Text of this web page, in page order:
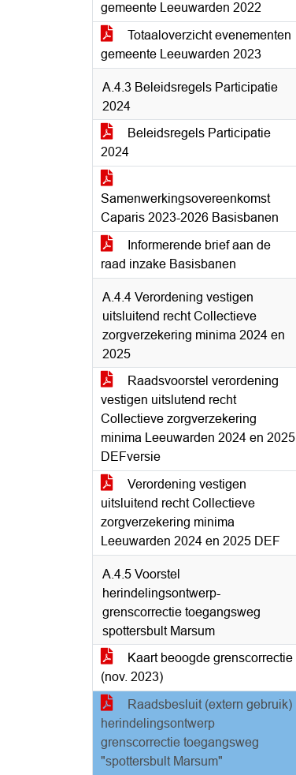
gemeente Leeuwarden 2022
Totaaloverzicht evenementen
gemeente Leeuwarden 2023
A.4.3 Beleidsregels Participatie
2024
Beleidsregels Participatie
2024
Samenwerkingsovereenkomst
Caparis 2023-2026 Basisbanen
Informerende brief aan de
raad inzake Basisbanen
A.4.4 Verordening vestigen
uitsluitend recht Collectieve
zorgverzekering minima 2024 en
2025
Raadsvoorstel verordening
vestigen uitslutend recht
Collectieve zorgverzekering
minima Leeuwarden 2024 en 2025
DEFversie
Verordening vestigen
uitsluitend recht Collectieve
zorgverzekering minima
Leeuwarden 2024 en 2025 DEF
A.4.5 Voorstel
herindelingsontwerp-
grenscorrectie toegangsweg
spottersbult Marsum
Kaart beoogde grenscorrectie
(nov. 2023)
Raadsbesluit (extern gebruik)
herindelingsontwerp
grenscorrectie toegangsweg
"spottersbult Marsum"